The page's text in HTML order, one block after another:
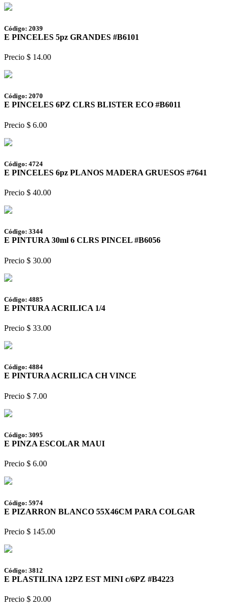
Código: 2039
E PINCELES 5pz GRANDES #B6101
Precio $ 14.00
Código: 2070
E PINCELES 6PZ CLRS BLISTER ECO #B6011
Precio $ 6.00
Código: 4724
E PINCELES 6pz PLANOS MADERA GRUESOS #7641
Precio $ 40.00
Código: 3344
E PINTURA 30ml 6 CLRS PINCEL #B6056
Precio $ 30.00
Código: 4885
E PINTURA ACRILICA 1/4
Precio $ 33.00
Código: 4884
E PINTURA ACRILICA CH VINCE
Precio $ 7.00
Código: 3095
E PINZA ESCOLAR MAUI
Precio $ 6.00
Código: 5974
E PIZARRON BLANCO 55X46CM PARA COLGAR
Precio $ 145.00
Código: 3812
E PLASTILINA 12PZ EST MINI c/6PZ #B4223
Precio $ 20.00